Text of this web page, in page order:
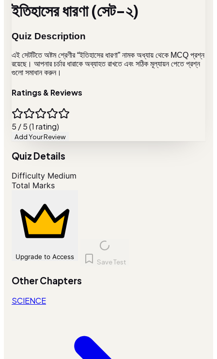
ইতিহাসের ধারণা (সেট-২)
Quiz Description
এই সেটটিতে অষ্টম শ্রেণীর “ইতিহাসের ধারণা” নামক অধ্যায় থেকে MCQ প্রশ্ন
রয়েছে। আপনার চর্চার ধারাকে অব্যাহত রাখতে এবং সঠিক মূল্যায়ন পেতে প্রশ্ন
গুলো সমাধান করুন।
Ratings & Reviews
5 / 5 (1 rating)
Add Your Review
Quiz Details
Difficulty Medium
Total Marks
Upgrade to Access
Save Test
Other Chapters
SCIENCE